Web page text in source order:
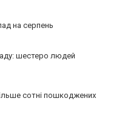
на серпень
шестеро людей
сотні пошкоджених